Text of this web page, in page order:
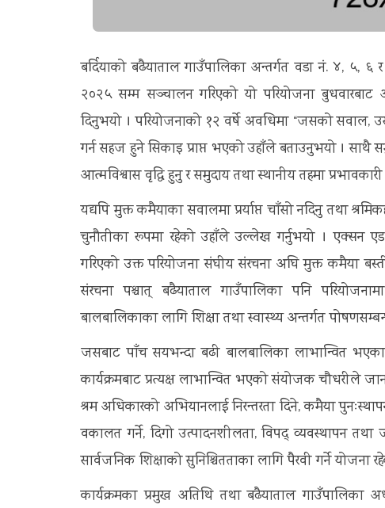
बर्दियाको बढैयाताल गाउँपालिका अन्तर्गत वडा नं. ४, ५,
२०२५ सम्म सञ्चालन गरिएको यो परियोजना
दिनुभयो । परियोजनाको १२ वर्षे अवधिमा “जसको सवाल,
गर्न सहज हुने सिकाइ प्राप्त भएको उहाँले बताउनुभयो । साथै
आत्मविश्वास वृद्धि हुनु र समुदाय तथा स्थानीय तहमा
यद्यपि मुक्त कमैयाका सवालमा प्रर्याप्त चाँसो नदिनु तथा
चुनौतीका रूपमा रहेको उहाँले उल्लेख गर्नुभयो । एक्सन
गरिएको उक्त परियोजना संघीय संरचना अघि मुक्त कमैया
संरचना पश्चात् बढैयाताल गाउँपालिका पनि
बालबालिकाका लागि शिक्षा तथा स्वास्थ्य अन्तर्गत
जसबाट पाँच सयभन्दा बढी बालबालिका लाभान्वित
कार्यक्रमबाट प्रत्यक्ष लाभान्वित भएको संयोजक चौधरीले
श्रम अधिकारको अभियानलाई निरन्तरता दिने, कमैया
वकालत गर्ने, दिगो उत्पादनशीलता, विपद् व्यवस्थापन
सार्वजनिक शिक्षाको सुनिश्चितताका लागि पैरवी गर्ने योजना
कार्यक्रमका प्रमुख अतिथि तथा बढैयाताल गाउँपालिका